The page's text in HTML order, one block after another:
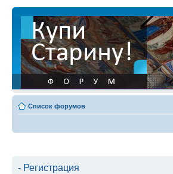
Список форумов
- Регистрация